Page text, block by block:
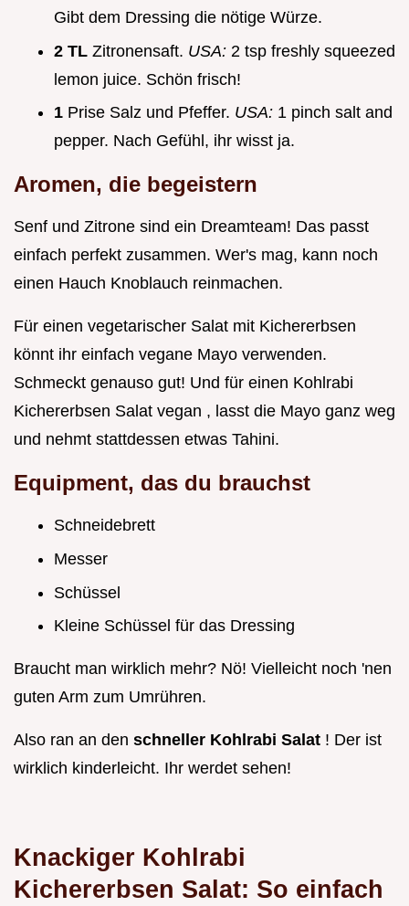
Gibt dem Dressing die nötige Würze.
2 TL Zitronensaft. USA: 2 tsp freshly squeezed
lemon juice. Schön frisch!
1 Prise Salz und Pfeffer. USA: 1 pinch salt and
pepper. Nach Gefühl, ihr wisst ja.
Aromen, die begeistern
Senf und Zitrone sind ein Dreamteam! Das passt
einfach perfekt zusammen. Wer's mag, kann noch
einen Hauch Knoblauch reinmachen.
Für einen vegetarischer Salat mit Kichererbsen
könnt ihr einfach vegane Mayo verwenden.
Schmeckt genauso gut! Und für einen Kohlrabi
Kichererbsen Salat vegan , lasst die Mayo ganz weg
und nehmt stattdessen etwas Tahini.
Equipment, das du brauchst
Schneidebrett
Messer
Schüssel
Kleine Schüssel für das Dressing
Braucht man wirklich mehr? Nö! Vielleicht noch 'nen
guten Arm zum Umrühren.
Also ran an den schneller Kohlrabi Salat ! Der ist
wirklich kinderleicht. Ihr werdet sehen!
Knackiger Kohlrabi
Kichererbsen Salat: So einfach